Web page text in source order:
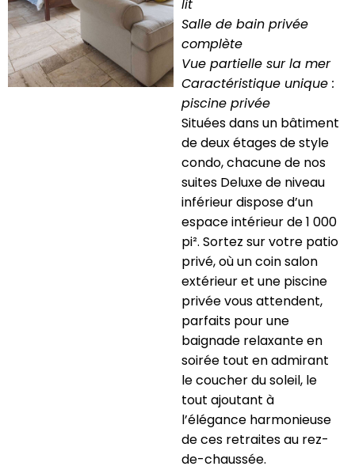
lit
Salle de bain privée
complète
Vue partielle sur la mer
Caractéristique unique :
piscine privée
Situées dans un bâtiment
de deux étages de style
condo, chacune de nos
suites Deluxe de niveau
inférieur dispose d’un
espace intérieur de 1 000
pi². Sortez sur votre patio
privé, où un coin salon
extérieur et une piscine
privée vous attendent,
parfaits pour une
baignade relaxante en
soirée tout en admirant
le coucher du soleil, le
tout ajoutant à
l’élégance harmonieuse
de ces retraites au rez-
de-chaussée.